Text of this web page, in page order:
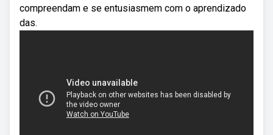
compreendam e se entusiasmem com o aprendizado
das.